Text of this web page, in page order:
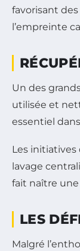
favorisant
l’empreinte
Un des
utilisée et
essentiel
Les
lavage
fait naître
LES
Malgré